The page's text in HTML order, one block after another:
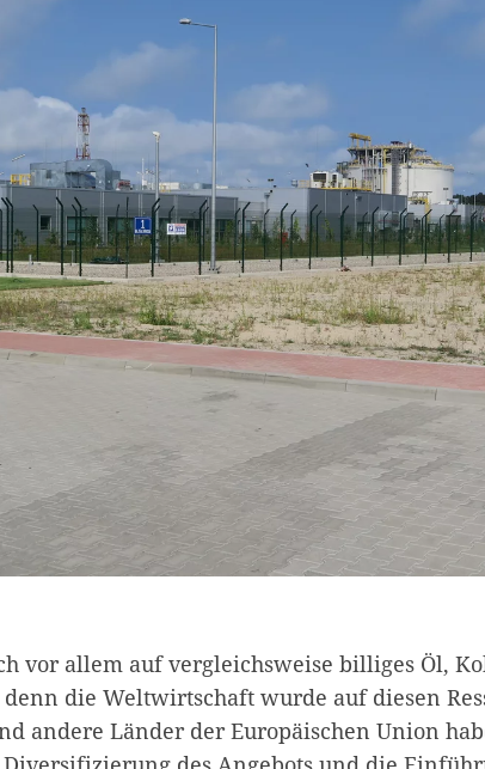
vor allem auf vergleichsweise billiges Öl,
die Weltwirtschaft wurde auf diesen
andere Länder der Europäischen Union